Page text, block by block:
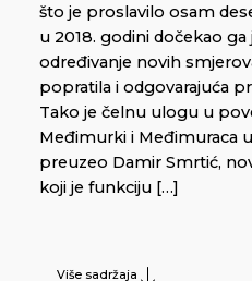
što je proslavilo osam
u 2018. godini dočekao ga
određivanje novih
popratila i odgovarajuća
Tako je čelnu ulogu u
Međimurki i Međimuraca
preuzeo Damir Smrtić,
koji je funkciju […]
Više sadržaja